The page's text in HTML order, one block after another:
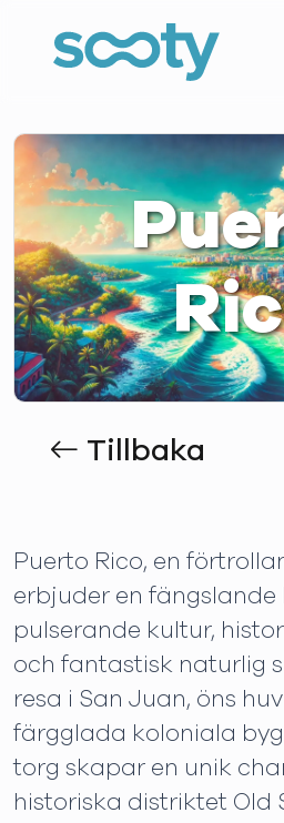
Tillbaka
Puerto Rico, en
erbjuder en
pulserande kultur,
och fantastisk naturlig
resa i San Juan, öns
färgglada koloniala
torg skapar en unik
historiska distriktet Old